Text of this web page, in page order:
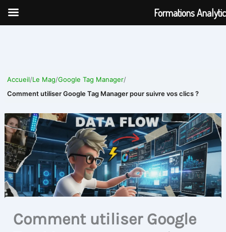
Aller
Accueil/Le Mag/Google Tag Manager/
Comment utiliser Google Tag Manager pour suivre vos clics ?
Comment utiliser Google
Formations